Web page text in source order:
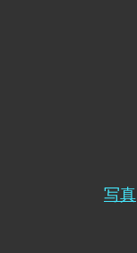
写真